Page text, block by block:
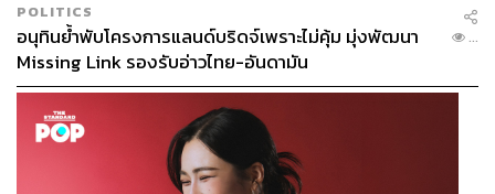
POLITICS
อนุทินย้ำพับโครงการแลนด์บริดจ์เพราะไม่คุ้ม มุ่งพัฒนา
Missing Link รองรับอ่าวไทย-อันดามัน
...